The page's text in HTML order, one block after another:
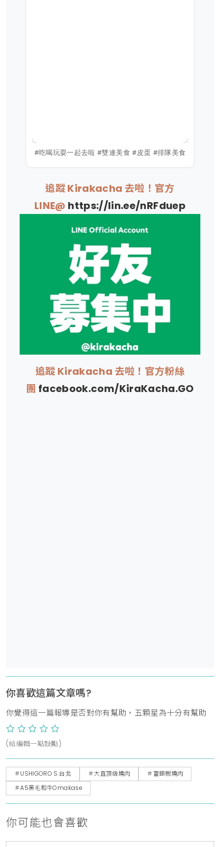
#吃喝玩耍一起去啦 #雙連美食 #皮蛋 #排隊美食
追蹤 Kirakacha 去啦！官方
LINE@ https://lin.ee/nRFduep
追蹤 Kirakacha 去啦！官方粉絲
團 facebook.com/KiraKacha.GO
你喜歡這篇文章嗎?
你覺得這一篇報導是否對你有幫助，五顆星為十分有幫助
(給編輯一點鼓勵)
＃USHIGORO S.台北 ＃大直頂級燒肉
＃富錦樹燒肉
＃A5黑毛和牛Omakase
你可能也會喜歡